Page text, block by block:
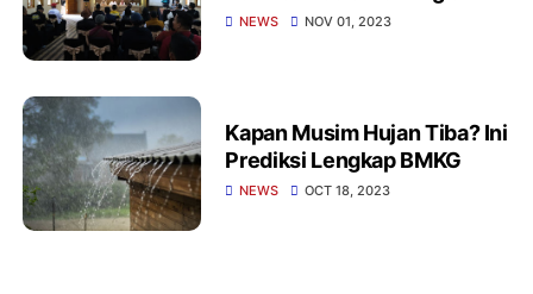
Demokrasi Berkualitas
NEWS NOV 01, 2023
Kapan Musim Hujan Tiba? Ini
Prediksi Lengkap BMKG
NEWS OCT 18, 2023